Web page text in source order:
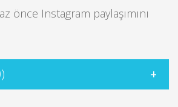
önce Instagram paylaşımını